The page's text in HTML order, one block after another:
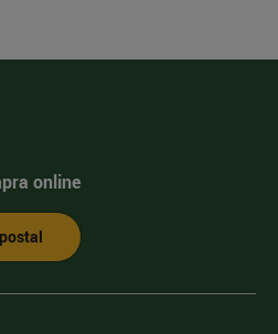
online